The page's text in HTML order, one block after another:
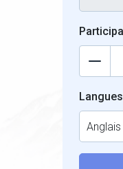
Langues
Anglais